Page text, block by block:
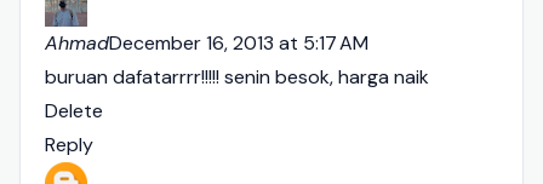
AhmadDecember 16, 2013 at 5:17 AM
buruan dafatarrrr!!!!! senin besok, harga naik
Delete
Reply